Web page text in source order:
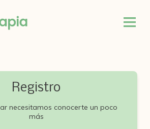
Registro
necesitamos conocerte un poco
más